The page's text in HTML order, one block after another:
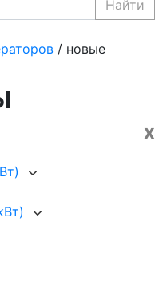
Найти
/ новые
x